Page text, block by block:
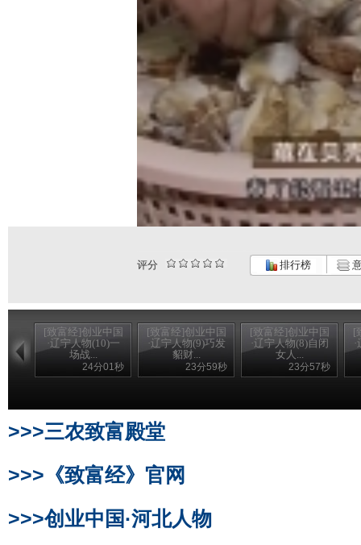
评分 排行榜
[致富经]创业中国
·辽宁人物(10)一
场战...
24分01秒
[致富经]创业中国
·辽宁人物(9)巧发
貂财...
23分59秒
[致富经]创业中国
·辽宁人物(8)自闭
女人...
23分57秒
[
>>>三农致富殿堂
>>>《致富经》官网
>>>创业中国·河北人物